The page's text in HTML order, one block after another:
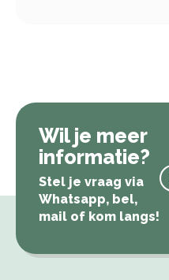
Wil je meer
informatie?
Stel je vraag via
Whatsapp, bel,
mail of kom langs!